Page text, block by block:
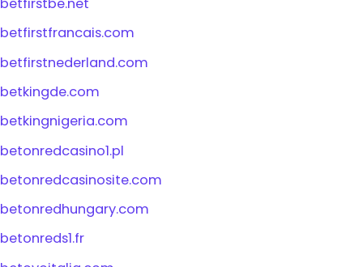
betfirstfrancais.com
betfirstnederland.com
betkingde.com
betkingnigeria.com
betonredcasino1.pl
betonredcasinosite.com
betonredhungary.com
betonreds1.fr